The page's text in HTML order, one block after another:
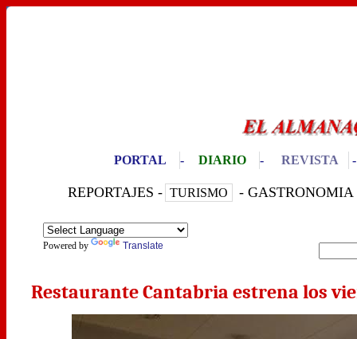
PORTAL - DIARIO - REVISTA
REPORTAJES - TURISMO - GASTRONOMIA
Powered by Translate
Restaurante Cantabria estrena los